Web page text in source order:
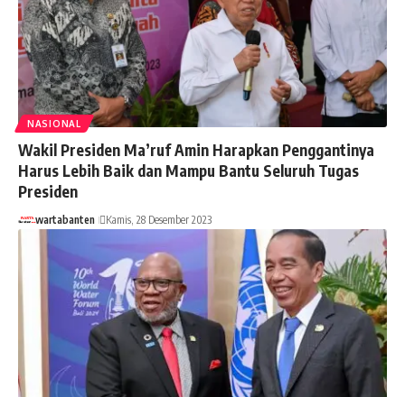
NASIONAL
Wakil Presiden Ma’ruf Amin Harapkan Penggantinya
Harus Lebih Baik dan Mampu Bantu Seluruh Tugas
Presiden
wartabanten Kamis, 28 Desember 2023